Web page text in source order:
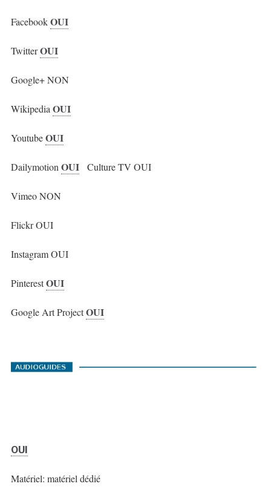
FacebookOUI
TwitterOUI
Google+ NON
Wikipedia OUI
YoutubeOUI
Dailymotion OUICulture TV OUI
Vimeo NON
Flickr OUI
Instagram OUI
PinterestOUI
Google Art ProjectOUI
OUI
Matériel: matériel dédié